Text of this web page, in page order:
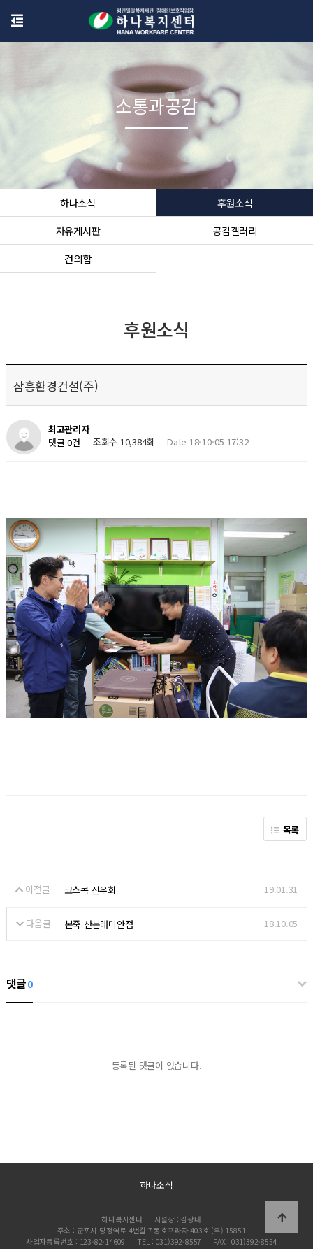
하나소식
후원소식
자유게시판
공감갤러리
건의함
소통과공감
후원소식
삼흥환경건설(주)
최고관리자
댓글 0건
조회수 10,384회 Date 18-10-05 17:32
목록
이전글 코스콤 신우회 19.01.31
다음글 본죽 산본래미안점 18.10.05
댓글0
등록된 댓글이 없습니다.
하나소식
하나복지센터
시설장 : 김광태
주소 : 군포시 당정역로 4번길 7 동호프라자 403호 (우) 15851
사업자등록번호 : 123-82-14609
TEL : 031)392-8557
FAX : 031)392-8554